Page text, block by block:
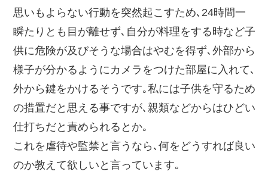
思いもよらない行動を突然起こすため､24時間一
瞬たりとも目が離せず､自分が料理をする時など子
供に危険が及びそうな場合はやむを得ず､外部から
様子が分かるようにカメラをつけた部屋に入れて､
外から鍵をかけるそうです｡私には子供を守るため
の措置だと思える事ですが､親類などからはひどい
仕打ちだと責められるとか｡
これを虐待や監禁と言うなら､何をどうすれば良い
のか教えて欲しいと言っています｡